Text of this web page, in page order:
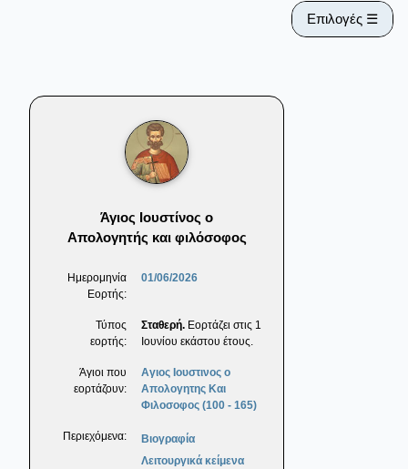
Επιλογές ☰
Άγιος Ιουστίνος ο
Απολογητής και φιλόσοφος
Ημερομηνία
Εορτής:
01/06/2026
Τύπος
εορτής:
Σταθερή. Εορτάζει στις 1
Ιουνίου εκάστου έτους.
Άγιοι που
εορτάζουν:
Αγιος Ιουστινος ο
Απολογητης Και
Φιλοσοφος (100 - 165)
Περιεχόμενα:
Βιογραφία
Λειτουργικά κείμενα